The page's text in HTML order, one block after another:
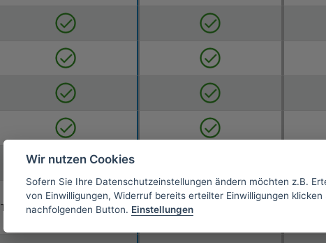
Teflonbeschichtet
Belüftungssystem am
Unterarm
Wir nutzen Cookies
Sofern Sie Ihre Datenschutzeinstellungen ändern möchten z.B.
von Einwilligungen, Widerruf bereits erteilter Einwilligungen klicken
nachfolgenden Button. Einstellungen